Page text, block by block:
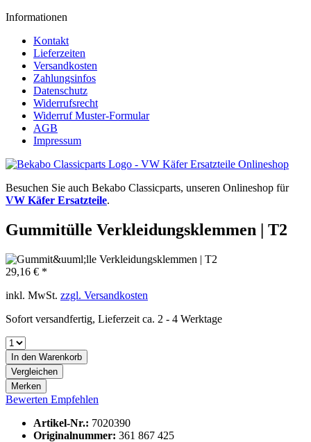
Informationen
Kontakt
Lieferzeiten
Versandkosten
Zahlungsinfos
Datenschutz
Widerrufsrecht
Widerruf Muster-Formular
AGB
Impressum
Besuchen Sie auch Bekabo Classicparts, unseren Onlineshop für
VW Käfer Ersatzteile.
Gummitülle Verkleidungsklemmen | T2
29,16 € *
inkl. MwSt. zzgl. Versandkosten
Sofort versandfertig, Lieferzeit ca. 2 - 4 Werktage
In den Warenkorb
Vergleichen
Merken
Bewerten Empfehlen
Artikel-Nr.: 7020390
Originalnummer: 361 867 425